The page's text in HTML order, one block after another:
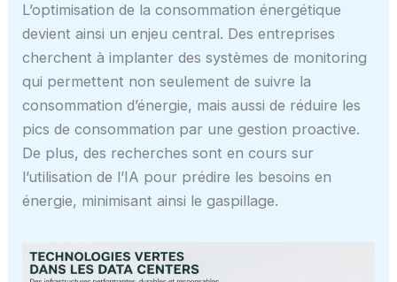
L’optimisation de la consommation énergétique
devient ainsi un enjeu central. Des entreprises
cherchent à implanter des systèmes de monitoring
qui permettent non seulement de suivre la
consommation d’énergie, mais aussi de réduire les
pics de consommation par une gestion proactive.
De plus, des recherches sont en cours sur
l’utilisation de l’IA pour prédire les besoins en
énergie, minimisant ainsi le gaspillage.